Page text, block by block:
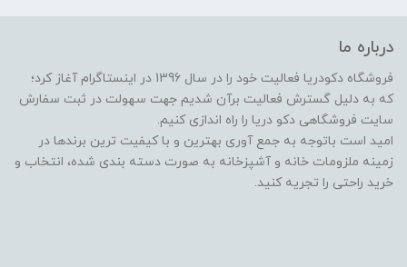
درباره ما
فروشگاه دکودریا فعالیت خود را در سال 1396 در اینستاگرام آغاز کرد؛
که به دلیل گسترش فعالیت برآن شدیم جهت سهولت در ثبت سفارش
سایت فروشگاهی دکو دریا را راه اندازی کنیم.
امید است باتوجه به جمع آوری بهترین و با کیفیت ترین برندها در
زمینه ملزومات خانه و آشپزخانه به صورت دسته بندی شده، انتخاب و
خرید راحتی را تجریه کنید.